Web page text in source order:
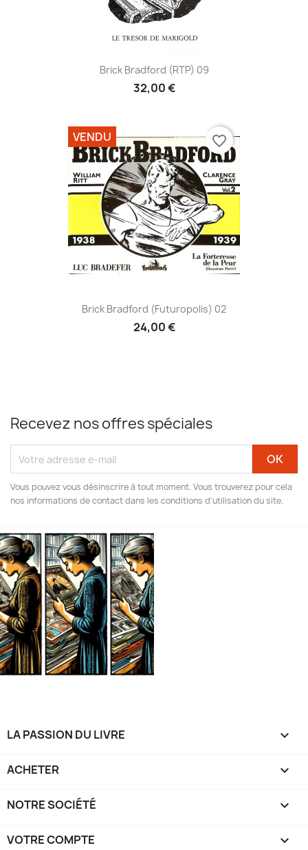
Brick Bradford (RTP) 09
32,00 €
Brick Bradford (Futuropolis) 02
24,00 €
VENDU favorite_border
Recevez nos offres spéciales
Vous pouvez vous désinscrire à tout moment. Vous trouverez pour cela
nos informations de contact dans les conditions d'utilisation du site.
LA PASSION DU LIVRE 
ACHETER 
NOTRE SOCIÉTÉ 
VOTRE COMPTE 